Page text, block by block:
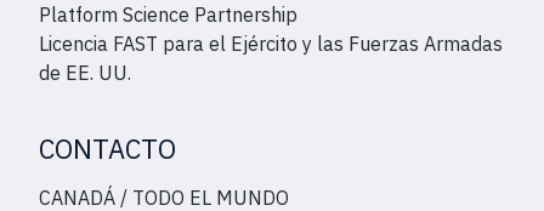
Platform Science Partnership
Licencia FAST para el Ejército y las Fuerzas Armadas
de EE. UU.
CONTACTO
CANADÁ / TODO EL MUNDO